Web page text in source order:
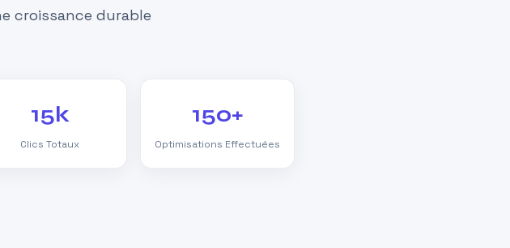
croissance durable
15k
Clics Totaux
150+
Optimisations Effectuées